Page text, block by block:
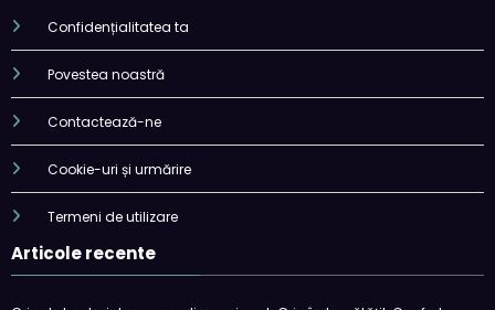
Confidențialitatea ta
Povestea noastră
Contactează-ne
Cookie-uri și urmărire
Termeni de utilizare
Articole recente